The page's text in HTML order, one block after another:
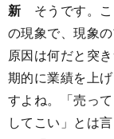
新 そうです。
の現象で、現象
原因は何だと突
期的に業績を上
すよね。「売っ
してこい」とは